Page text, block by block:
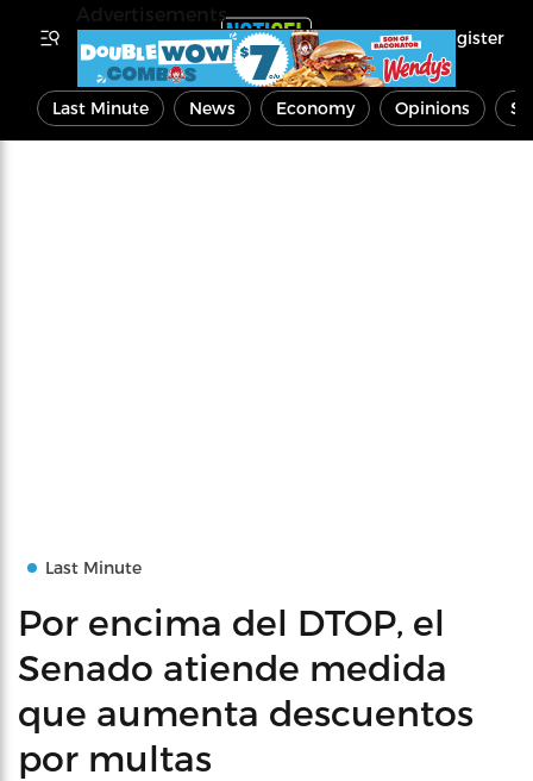
Register
Last Minute News Economy Opinions
Last Minute
Por encima del DTOP, el
Senado atiende medida
que aumenta descuentos
por multas
Advertisements